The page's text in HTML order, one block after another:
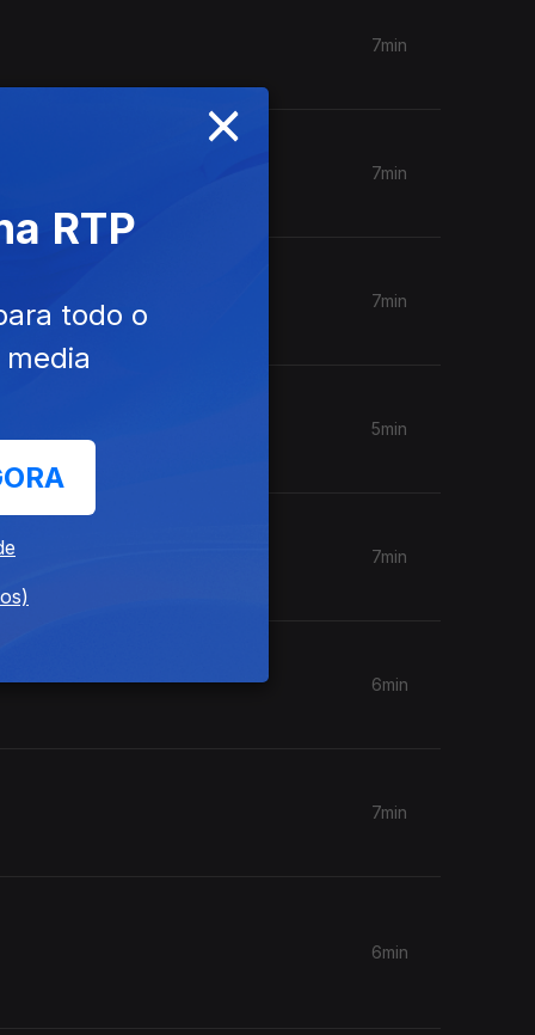
7min
7min
7min
5min
7min
6min
7min
6min
×
RTP
todo o